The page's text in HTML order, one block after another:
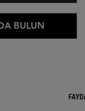
BULUN